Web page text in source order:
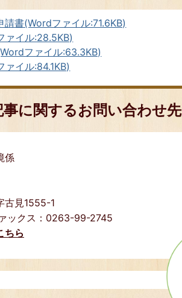
請書(Wordファイル:71.6KB)
ァイル:28.5KB)
ファイル:63.3KB)
イル:84.1KB)
事に関するお問い合わせ先
係
古見1555-1
ックス：0263-99-2745
ちら